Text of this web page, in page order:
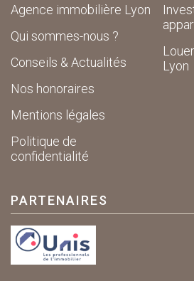
Agence immobilière Lyon
Qui sommes-nous ?
Conseils & Actualités
Nos honoraires
Mentions légales
Politique de
confidentialité
Lyon
PARTENAIRES